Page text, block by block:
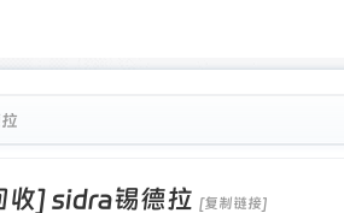
收]sidra锡德拉 [复制链接]